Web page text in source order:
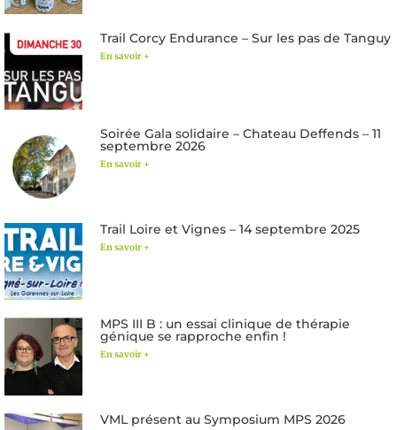
Trail Corcy Endurance – Sur les pas de Tanguy
En savoir +
Soirée Gala solidaire – Chateau Deffends – 11
septembre 2026
En savoir +
Trail Loire et Vignes – 14 septembre 2025
En savoir +
MPS III B : un essai clinique de thérapie
génique se rapproche enfin !
En savoir +
VML présent au Symposium MPS 2026